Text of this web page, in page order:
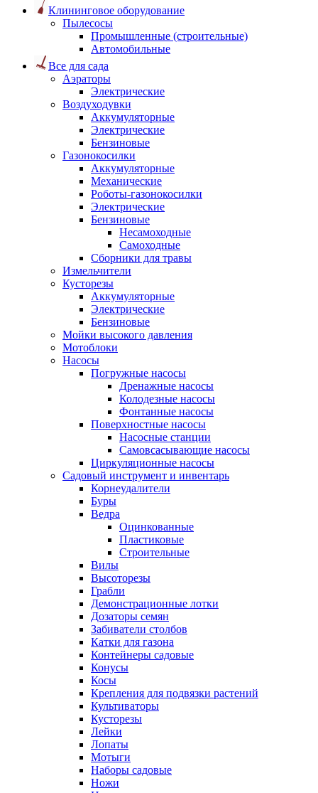
Клининговое оборудование
Пылесосы
Промышленные (строительные)
Автомобильные
Все для сада
Аэраторы
Электрические
Воздуходувки
Аккумуляторные
Электрические
Бензиновые
Газонокосилки
Аккумуляторные
Механические
Роботы-газонокосилки
Электрические
Бензиновые
Несамоходные
Самоходные
Сборники для травы
Измельчители
Кусторезы
Аккумуляторные
Электрические
Бензиновые
Мойки высокого давления
Мотоблоки
Насосы
Погружные насосы
Дренажные насосы
Колодезные насосы
Фонтанные насосы
Поверхностные насосы
Насосные станции
Самовсасывающие насосы
Циркуляционные насосы
Садовый инструмент и инвентарь
Корнеудалители
Буры
Ведра
Оцинкованные
Пластиковые
Строительные
Вилы
Высоторезы
Грабли
Демонстрационные лотки
Дозаторы семян
Забиватели столбов
Катки для газона
Контейнеры садовые
Конусы
Косы
Крепления для подвязки растений
Культиваторы
Кусторезы
Лейки
Лопаты
Мотыги
Наборы садовые
Ножи